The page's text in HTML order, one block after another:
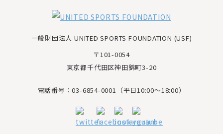
一般財団法人 UNITED SPORTS FOUNDATION (USF)
〒101-0054
東京都千代田区神田錦町3-20
電話番号：03-6854-0001（平日10:00～18:00）